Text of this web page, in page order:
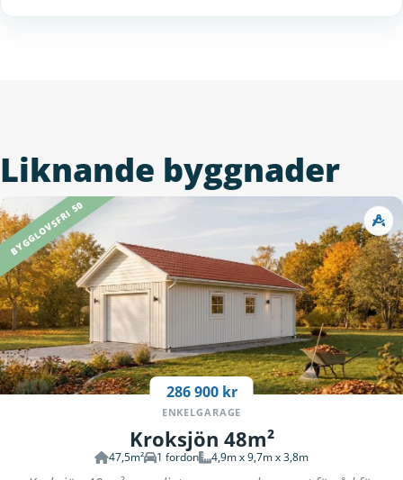
Liknande byggnader
BYGGLOVSFRI 50
286 900 kr
ENKELGARAGE
Kroksjön 48m²
47,5m² 1 fordon 4,9m x 9,7m x 3,8m